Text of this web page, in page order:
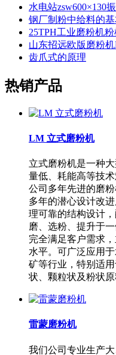
水电站zsw600×130
钢厂制粉中给料的
25TPH工业磨粉机
山东招远欧版磨粉
齿爪式的原理
热销产品
LM 立式磨粉机
立式磨粉机是一种
量低、耗能高等技
公司多年先进的磨
多年的潜心设计改
理可靠的结构设计
磨、选粉、提升于
完全满足客户需求
水平。可广泛应用
矿等行业，特别适
状、颗粒状及粉状
雷蒙磨粉机
我们公司专业生产